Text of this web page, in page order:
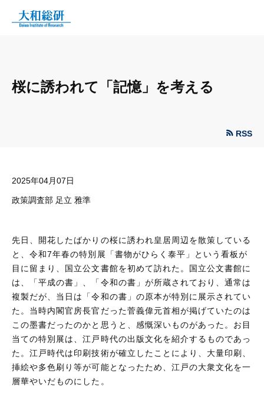
桜に誘われて「記憶」を考える
RSS
2025年04月07日
政策調査部 足立 雅準
先日、開花したばかりの桜に誘われ皇居周辺を散策している
と、令和7年春の特別展「書物がひらく泰平」という看板が
目に留まり、国立公文書館を初めて訪れた。国立公文書館に
は、「平成の書」、「令和の書」が所蔵されており、通常は
複製だが、当日は「令和の書」の原本が特別に展示されてい
た。当時内閣官房長官だった菅義偉元首相が掲げていたのは
この墨書だったのかと思うと、感慨深いものがあった。お目
当ての特別展は、江戸時代の出版文化を紹介するものであっ
た。江戸時代は印刷技術が確立したことにより、大量印刷、
挿絵や多色刷り等が可能となったため、江戸の大衆文化を一
層華やいだものにした。